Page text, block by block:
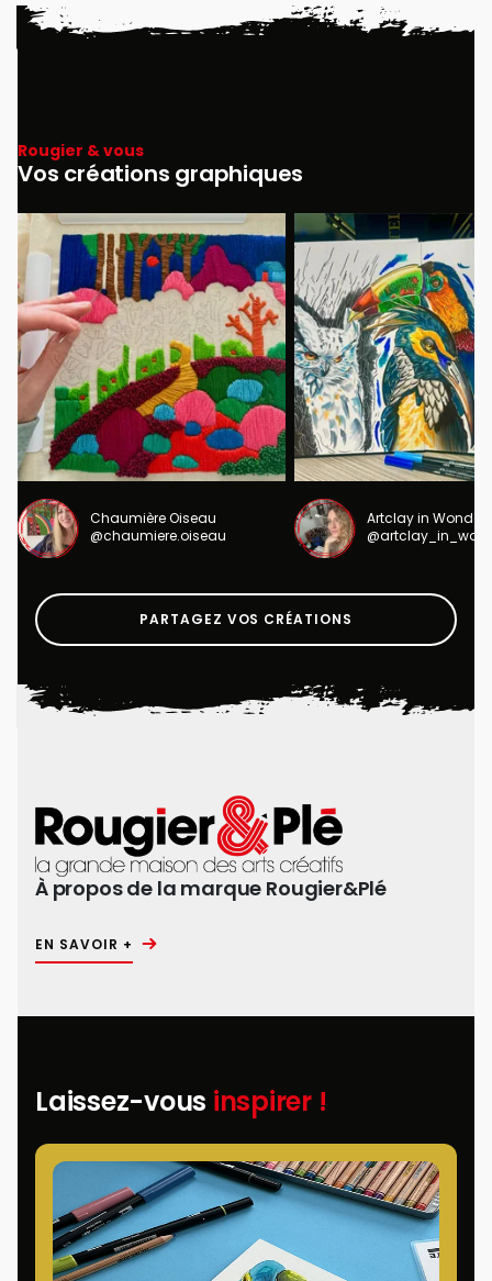
Rougier & vous
Vos créations graphiques
Chaumière Oiseau
@chaumiere.oiseau
Artclay in
PARTAGEZ VOS CRÉATIONS
À propos de la marque Rougier&Plé
EN SAVOIR +
Laissez-vous inspirer !